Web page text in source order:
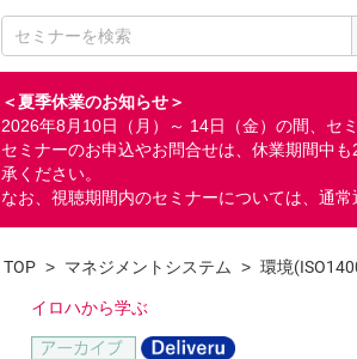
＜夏季休業のお知らせ＞
2026年8月10日（月）～ 14日（金）の間、セ
セミナーのお申込やお問合せは、休業期間中
承ください。
なお、視聴期間内のセミナーについては、通常
TOP > マネジメントシステム > 環境
イロハから学ぶ